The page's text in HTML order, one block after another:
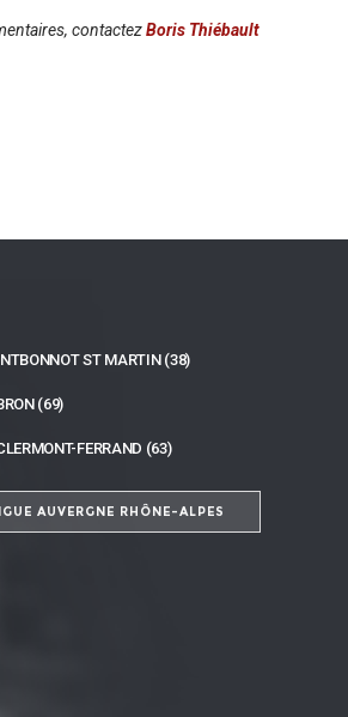
contactezBoris Thiébault
ST MARTIN (38)
(69)
FERRAND (63)
AUVERGNE RHÔNE-ALPES